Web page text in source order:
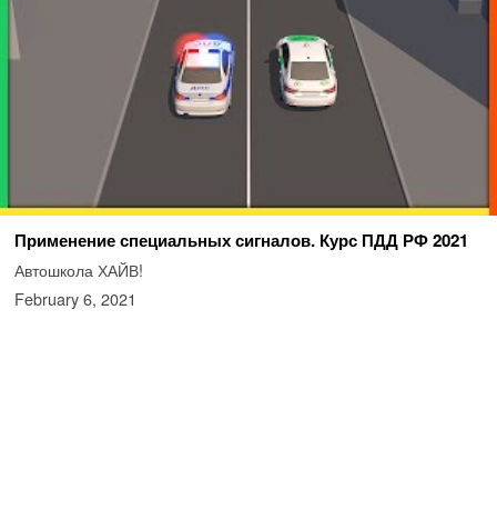
Применение специальных сигналов. Курс ПДД РФ 2021
Автошкола ХАЙВ!
February 6, 2021